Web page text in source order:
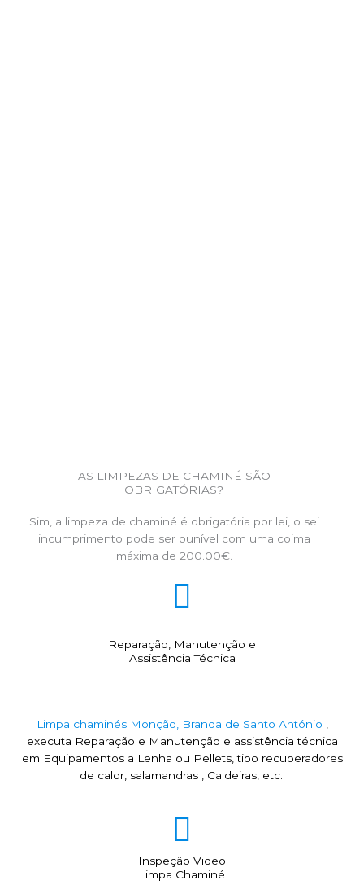
AS LIMPEZAS DE CHAMINÉ SÃO
OBRIGATÓRIAS?
Sim, a limpeza de chaminé é obrigatória por lei, o sei
incumprimento pode ser punível com uma coima
máxima de 200.00€.
Reparação, Manutenção e
Assistência Técnica
Limpa chaminés Monção, Branda de Santo António ,
executa Reparação e Manutenção e assistência técnica
em Equipamentos a Lenha ou Pellets, tipo recuperadores
de calor, salamandras , Caldeiras, etc..
Inspeção Video
Limpa Chaminé